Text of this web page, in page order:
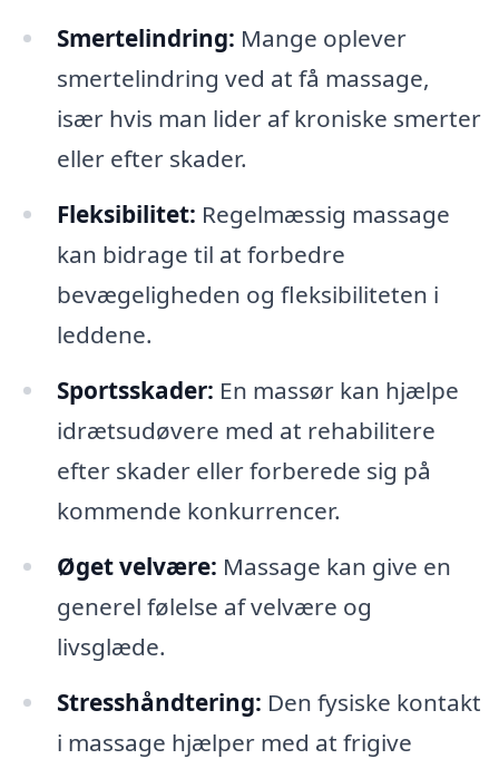
Smertelindring: Mange oplever
smertelindring ved at få massage,
især hvis man lider af kroniske smerter
eller efter skader.
Fleksibilitet: Regelmæssig massage
kan bidrage til at forbedre
bevægeligheden og fleksibiliteten i
leddene.
Sportsskader: En massør kan hjælpe
idrætsudøvere med at rehabilitere
efter skader eller forberede sig på
kommende konkurrencer.
Øget velvære: Massage kan give en
generel følelse af velvære og
livsglæde.
Stresshåndtering: Den fysiske kontakt
i massage hjælper med at frigive